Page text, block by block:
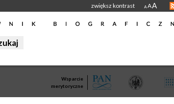
zwiększ kontrast A AA
Wsparcie
merytoryczne